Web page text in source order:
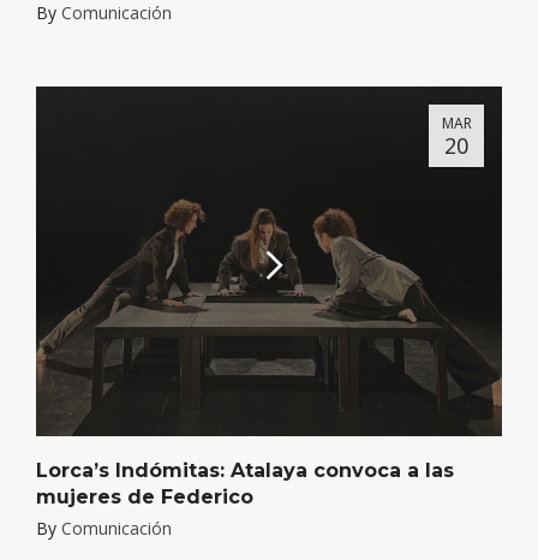
By Comunicación
MAR
20
Lorca’s Indómitas: Atalaya convoca a las
mujeres de Federico
By Comunicación